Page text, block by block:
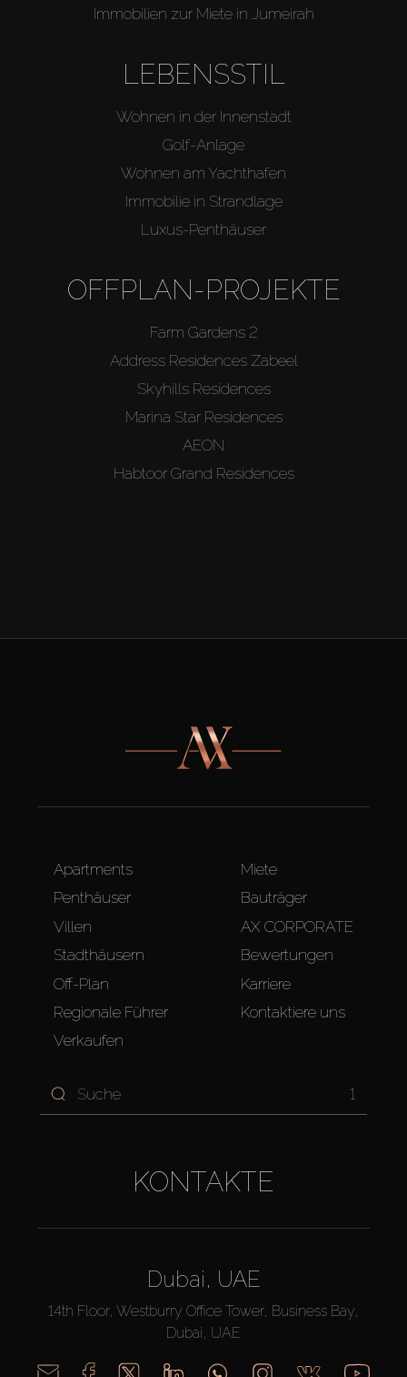
Immobilien zur Miete in Jumeirah
LEBENSSTIL
Wohnen in der Innenstadt
Golf-Anlage
Wohnen am Yachthafen
Immobilie in Strandlage
Luxus-Penthäuser
OFFPLAN-PROJEKTE
Farm Gardens 2
Address Residences Zabeel
Skyhills Residences
Marina Star Residences
AEON
Habtoor Grand Residences
Apartments
Penthäuser
Villen
Stadthäusern
Off-Plan
Regionale Führer
Verkaufen
Miete
Bauträger
AX CORPORATE
Bewertungen
Karriere
Kontaktiere uns
1
KONTAKTE
Dubai, UAE
14th Floor, Westburry Office Tower, Business Bay,
Dubai, UAE